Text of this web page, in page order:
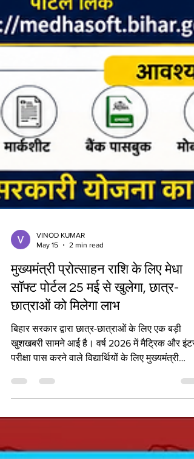
May 15
2 min read
मुख्यमंत्री प्रोत्साहन राशि के लिए मेधा
सॉफ्ट पोर्टल 25 मई से खुलेगा, छात्र-
छात्राओं को मिलेगा लाभ
बिहार सरकार द्वारा छात्र-छात्राओं के लिए एक बड़ी
खुशखबरी सामने आई है। वर्ष 2026 में मैट्रिक और इंटर
परीक्षा पास करने वाले विद्यार्थियों के लिए मुख्यमंत्री
लिए मेधा सॉफ्ट पोर्टल 25 मई 2026 से खोला जाएगा।
शिक्षा विभाग ने सभी संबंधित अधिकारियों को निर्देश जारी